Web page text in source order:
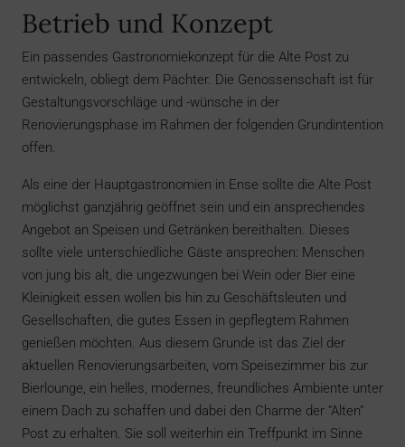
Betrieb und Konzept
Ein passendes Gastronomiekonzept für die Alte Post zu
entwickeln, obliegt dem Pächter. Die Genossenschaft ist für
Gestaltungsvorschläge und -wünsche in der
Renovierungsphase im Rahmen der folgenden Grundintention
offen.
Als eine der Hauptgastronomien in Ense sollte die Alte Post
möglichst ganzjährig geöffnet sein und ein ansprechendes
Angebot an Speisen und Getränken bereithalten. Dieses
sollte viele unterschiedliche Gäste ansprechen: Menschen
von jung bis alt, die ungezwungen bei Wein oder Bier eine
Kleinigkeit essen wollen bis hin zu Geschäftsleuten und
Gesellschaften, die gutes Essen in gepflegtem Rahmen
genießen möchten. Aus diesem Grunde ist das Ziel der
aktuellen Renovierungsarbeiten, vom Speisezimmer bis zur
Bierlounge, ein helles, modernes, freundliches Ambiente unter
einem Dach zu schaffen und dabei den Charme der “Alten”
Post zu erhalten. Sie soll weiterhin ein Treffpunkt im Sinne